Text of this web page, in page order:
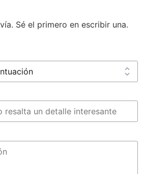
Sé el primero en escribir una.